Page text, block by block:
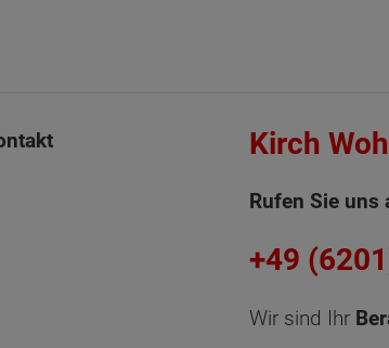
Kirch
Rufen Sie uns
+49
Wir sind Ihr